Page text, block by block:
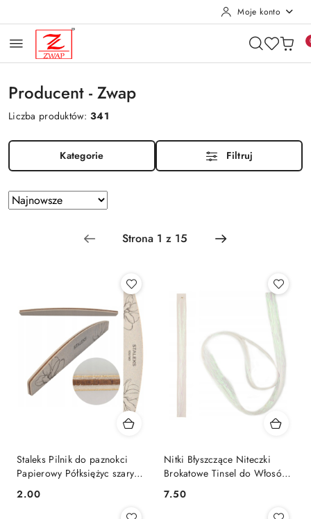
Moje konto
Producent - Zwap
Liczba produktów:341
Kategorie Filtruj
Zastosowano
sortowanie:
Sortuj
według
Staleks Pilnik do paznokci
Papierowy Półksiężyc szary
100/180
Cena:
2.00
Nitki Błyszczące Niteczki
Brokatowe Tinsel do Włosów
Syntetycznych Biały
Cena:
7.50